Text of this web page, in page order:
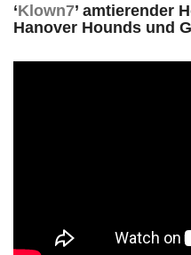
‘Klown7’ amtierender
Hanover Hounds und